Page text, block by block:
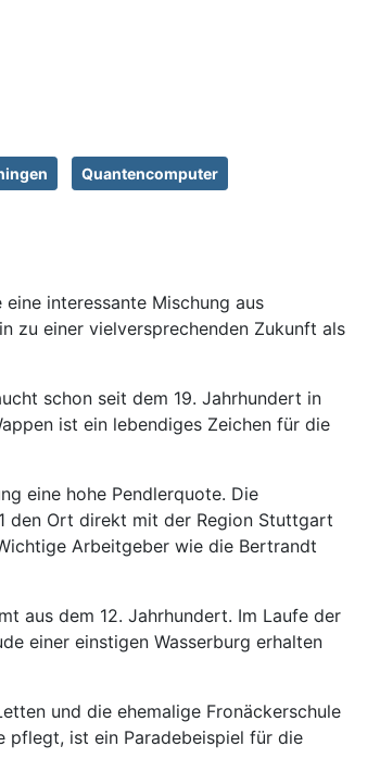
Quantencomputer
interessante Mischung aus
zu einer vielversprechenden Zukunft als
schon seit dem 19. Jahrhundert in
ist ein lebendiges Zeichen für die
eine hohe Pendlerquote. Die
den Ort direkt mit der Region Stuttgart
Arbeitgeber wie die Bertrandt
aus dem 12. Jahrhundert. Im Laufe der
einer einstigen Wasserburg erhalten
und die ehemalige Fronäckerschule
pflegt, ist ein Paradebeispiel für die